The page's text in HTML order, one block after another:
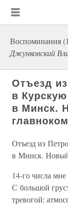
Воспоминания
Джунковский
Отъезд
в
в Минск.
Отъезд из
в Минск.
14-го числа
С большой
тревогой: